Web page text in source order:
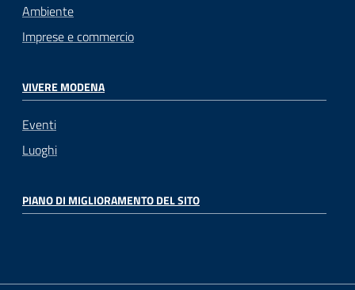
Ambiente
Imprese e commercio
VIVERE MODENA
Eventi
Luoghi
PIANO DI MIGLIORAMENTO DEL SITO